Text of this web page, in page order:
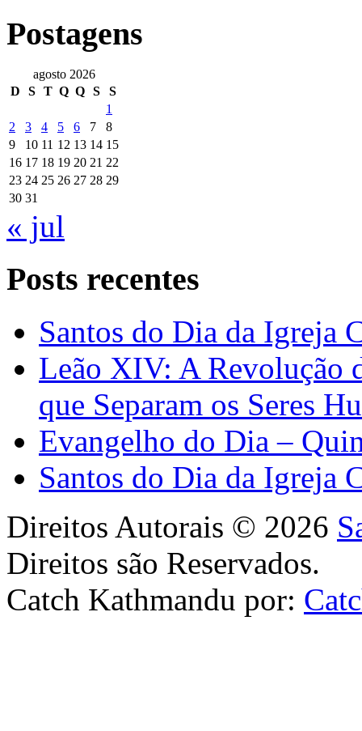
Postagens
agosto 2026
D
S T Q Q S
S
1
2
3 4 5 6 7
8
9
10 11 12 13 14 15
16 17 18 19 20 21 22
23 24 25 26 27 28 29
30 31
« jul
Posts recentes
Santos do Dia da Igreja
Leão XIV: A Revolução
que Separam os Seres
Evangelho do Dia –
Santos do Dia da Igreja
Direitos Autorais © 2026
Direitos são Reservados.
Catch Kathmandu por: